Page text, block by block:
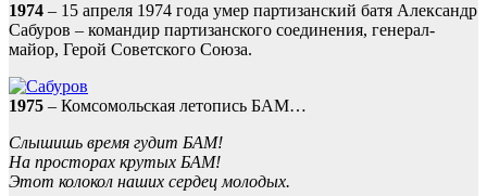
1974 – 15 апреля 1974 года умер партизанский батя Александр
Сабуров – командир партизанского соединения, генерал-
майор, Герой Советского Союза.
1975 – Комсомольская летопись БАМ…
Слышишь время гудит БАМ!
На просторах крутых БАМ!
Этот колокол наших сердец молодых.